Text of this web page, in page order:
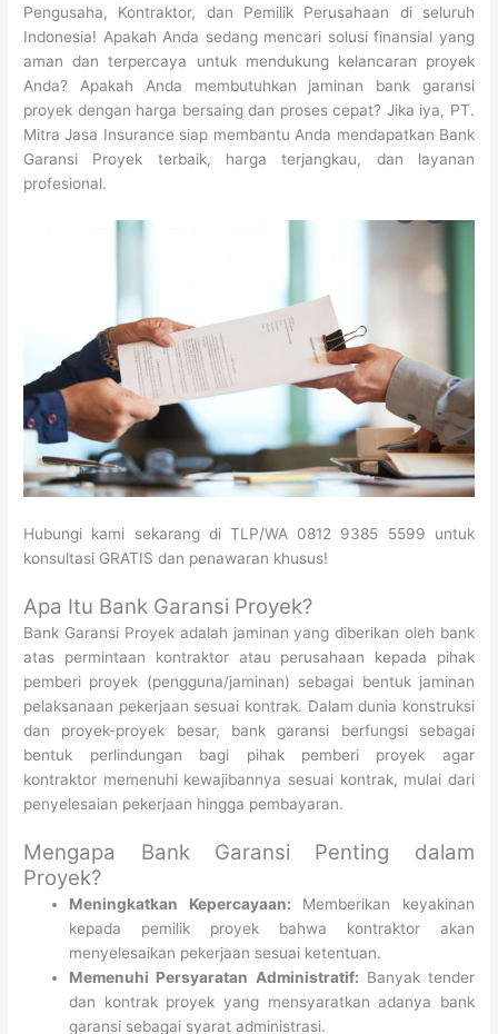
Pengusaha, Kontraktor, dan Pemilik Perusahaan di seluruh
Indonesia! Apakah Anda sedang mencari solusi finansial yang
aman dan terpercaya untuk mendukung kelancaran proyek
Anda? Apakah Anda membutuhkan jaminan bank garansi
proyek dengan harga bersaing dan proses cepat? Jika iya, PT.
Mitra Jasa Insurance siap membantu Anda mendapatkan Bank
Garansi Proyek terbaik, harga terjangkau, dan layanan
profesional.
Hubungi kami sekarang di TLP/WA 0812 9385 5599 untuk
konsultasi GRATIS dan penawaran khusus!
Apa Itu Bank Garansi Proyek?
Bank Garansi Proyek adalah jaminan yang diberikan oleh bank
atas permintaan kontraktor atau perusahaan kepada pihak
pemberi proyek (pengguna/jaminan) sebagai bentuk jaminan
pelaksanaan pekerjaan sesuai kontrak. Dalam dunia konstruksi
dan proyek-proyek besar, bank garansi berfungsi sebagai
bentuk perlindungan bagi pihak pemberi proyek agar
kontraktor memenuhi kewajibannya sesuai kontrak, mulai dari
penyelesaian pekerjaan hingga pembayaran.
Mengapa Bank Garansi Penting dalam
Proyek?
Meningkatkan Kepercayaan: Memberikan keyakinan
kepada pemilik proyek bahwa kontraktor akan
menyelesaikan pekerjaan sesuai ketentuan.
Memenuhi Persyaratan Administratif: Banyak tender
dan kontrak proyek yang mensyaratkan adanya bank
garansi sebagai syarat administrasi.